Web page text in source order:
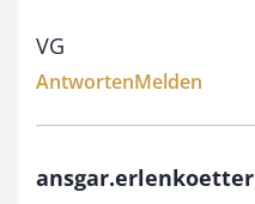
VG
AntwortenMelden
ansgar.erlenkoetter